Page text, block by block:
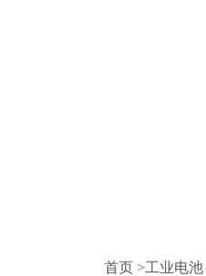
首页 >工业电池